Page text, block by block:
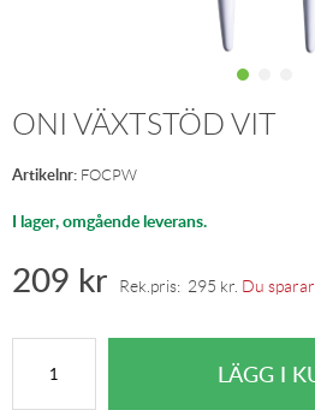
ONI VÄXTSTÖD VIT
Artikelnr: FOCPW
I lager, omgående leverans.
209 kr Rek.pris: 295 kr Du sparar